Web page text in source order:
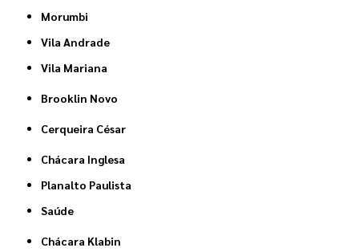
Morumbi
Vila Andrade
Vila Mariana
Brooklin Novo
Cerqueira César
Chácara Inglesa
Planalto Paulista
Saúde
Chácara Klabin